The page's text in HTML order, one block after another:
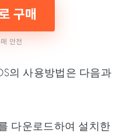
의 사용방법은 다음과
다운로드하여 설치한